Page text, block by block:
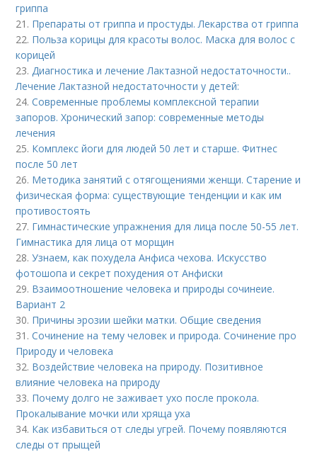
гриппа
21. Препараты от гриппа и простуды. Лекарства от гриппа
22. Польза корицы для красоты волос. Маска для волос с
корицей
23. Диагностика и лечение Лактазной недостаточности..
Лечение Лактазной недостаточности у детей:
24.Современные проблемы комплексной терапии
запоров. Хронический запор: современные методы
лечения
25. Комплекс йоги для людей 50 лет и старше. Фитнес
после 50 лет
26. Методика занятий с отягощениями женщи. Старение и
физическая форма: существующие тенденции и как им
противостоять
27. Гимнастические упражнения для лица после 50-55 лет.
Гимнастика для лица от морщин
28.Узнаем, как похудела Анфиса чехова. Искусство
фотошопа и секрет похудения от Анфиски
29. Взаимоотношение человека и природы сочинеие.
Вариант 2
30. Причины эрозии шейки матки. Общие сведения
31.Сочинение на тему человек и природа. Сочинение про
Природу и человека
32. Воздействие человека на природу. Позитивное
влияние человека на природу
33. Почему долго не заживает ухо после прокола.
Прокалывание мочки или хряща уха
34. Как избавиться от следы угрей. Почему появляются
следы от прыщей